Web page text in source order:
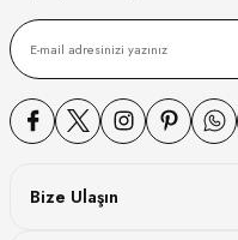
Bize Ulaşın